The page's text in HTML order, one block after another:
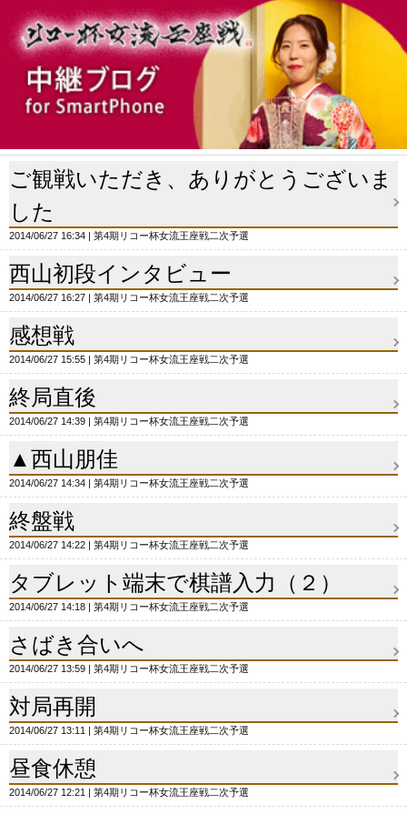
ご観戦いただき、ありがとうございま
した
2014/06/27 16:34 第4期リコー杯女流王座戦二次予選
西山初段インタビュー
2014/06/27 16:27 第4期リコー杯女流王座戦二次予選
感想戦
2014/06/27 15:55 第4期リコー杯女流王座戦二次予選
終局直後
2014/06/27 14:39 第4期リコー杯女流王座戦二次予選
▲西山朋佳
2014/06/27 14:34 第4期リコー杯女流王座戦二次予選
終盤戦
2014/06/27 14:22 第4期リコー杯女流王座戦二次予選
タブレット端末で棋譜入力（２）
2014/06/27 14:18 第4期リコー杯女流王座戦二次予選
さばき合いへ
2014/06/27 13:59 第4期リコー杯女流王座戦二次予選
対局再開
2014/06/27 13:11 第4期リコー杯女流王座戦二次予選
昼食休憩
2014/06/27 12:21 第4期リコー杯女流王座戦二次予選